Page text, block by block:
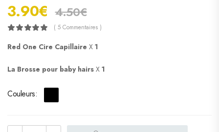
3.90€ 4.50€
( 5 Commentaires )
Red One Cire Capillaire X 1
La Brosse pour baby hairs X 1
Couleurs